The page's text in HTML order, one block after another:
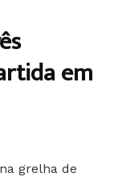
em